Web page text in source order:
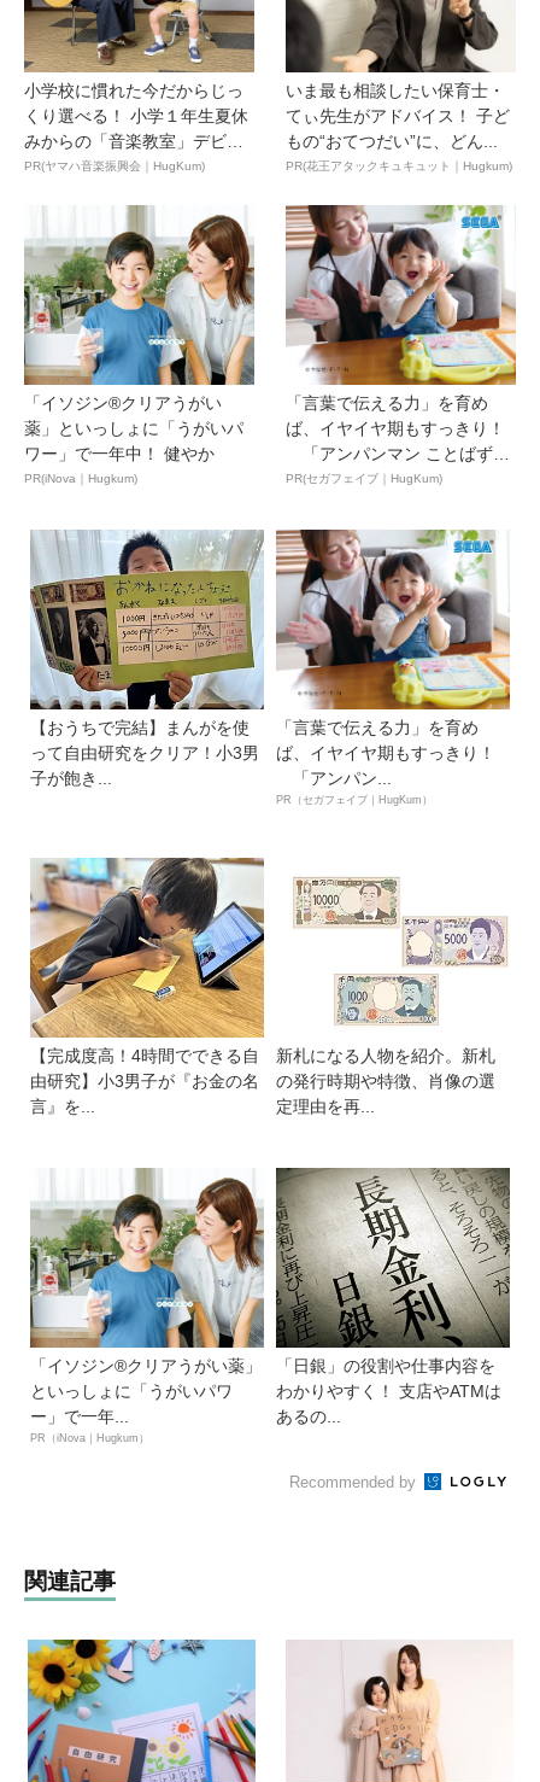
小学校に慣れた今だからじっ
くり選べる！ 小学１年生夏休
みからの「音楽教室」デビ
ュ...
PR(ヤマハ音楽振興会｜HugKum)
いま最も相談したい保育士・
てぃ先生がアドバイス！ 子ど
もの“おてつだい”に、どん...
PR(花王アタックキュキュット｜Hugkum)
「イソジン®クリアうがい
薬」といっしょに「うがいパ
ワー」で一年中！ 健やか
PR(iNova｜Hugkum)
「言葉で伝える力」を育め
ば、イヤイヤ期もすっきり！
「アンパンマン ことばずか
ん...
PR(セガフェイブ｜HugKum)
【おうちで完結】まんがを使
って自由研究をクリア！小3男
子が飽き...
「言葉で伝える力」を育め
ば、イヤイヤ期もすっきり！
「アンパン...
PR（セガフェイブ｜HugKum）
【完成度高！4時間でできる自
由研究】小3男子が『お金の名
言』を...
新札になる人物を紹介。新札
の発行時期や特徴、肖像の選
定理由を再...
「イソジン®クリアうがい薬」
といっしょに「うがいパワ
ー」で一年...
PR（iNova｜Hugkum）
「日銀」の役割や仕事内容を
わかりやすく！ 支店やATMは
あるの...
Recommended by
関連記事